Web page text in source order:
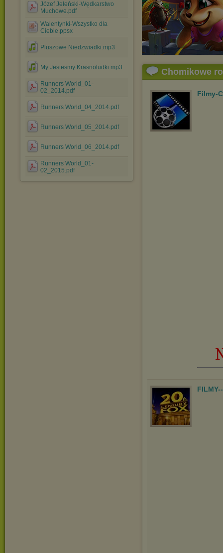
Józef Jeleński-Wędkarstwo
Muchowe.pdf
Walentynki-Wszystko dla
Ciebie.ppsx
Pluszowe Niedzwiadki.mp3
My Jestesmy Krasnoludki.mp3
Runners World_01-
02_2014.pdf
Runners World_04_2014.pdf
Runners World_05_2014.pdf
Runners World_06_2014.pdf
Runners World_01-
02_2015.pdf
Chomikowe
Filmy-